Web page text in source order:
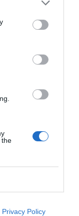
the
Privacy Policy